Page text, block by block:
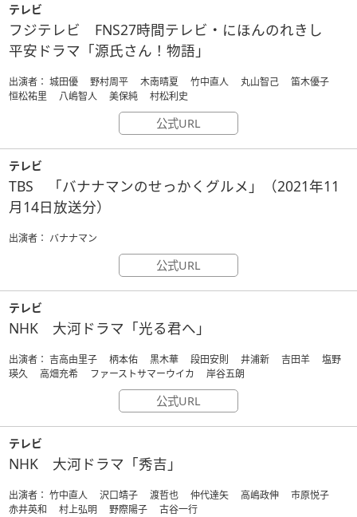
テレビ
フジテレビ FNS27時間テレビ・にほんのれきし
平安ドラマ「源氏さん！物語」
出演者： 城田優 野村周平 木南晴夏 竹中直人 丸山智己 笛木優子
恒松祐里 八嶋智人 美保純 村松利史
公式URL
テレビ
TBS 「バナナマンのせっかくグルメ」（2021年11
月14日放送分）
出演者： バナナマン
公式URL
テレビ
NHK 大河ドラマ「光る君へ」
出演者： 吉高由里子 柄本佑 黒木華 段田安則 井浦新 吉田羊 塩野
瑛久 高畑充希 ファーストサマーウイカ 岸谷五朗
公式URL
テレビ
NHK 大河ドラマ「秀吉」
出演者： 竹中直人 沢口靖子 渡哲也 仲代達矢 高嶋政伸 市原悦子
赤井英和 村上弘明 野際陽子 古谷一行